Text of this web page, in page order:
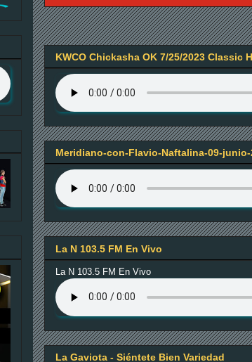
KWCO Chickasha OK 7/25/2023 Classic
Meridiano-con-Flavio-Naftalina-09-junio-
La N 103.5 FM En Vivo
La N 103.5 FM En Vivo
La Gaviota - Siéntete Bien Variedad